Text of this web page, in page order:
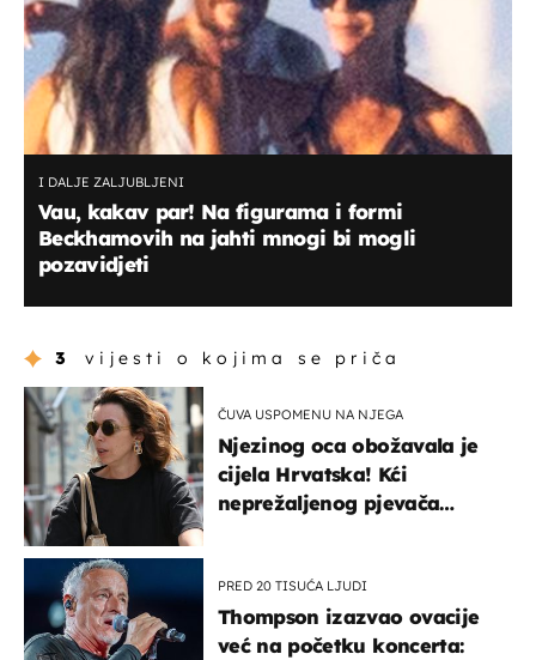
I DALJE ZALJUBLJENI
Vau, kakav par! Na figurama i formi
Beckhamovih na jahti mnogi bi mogli
pozavidjeti
3 vijesti o kojima se priča
ČUVA USPOMENU NA NJEGA
Njezinog oca obožavala je
cijela Hrvatska! Kći
neprežaljenog pjevača
PRED 20 TISUĆA LJUDI
Thompson izazvao ovacije
već na početku koncerta: